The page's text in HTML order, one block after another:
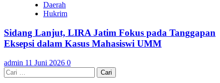
Daerah
Hukrim
Sidang Lanjut, LIRA Jatim Fokus pada Tanggapan
Eksepsi dalam Kasus Mahasiswi UMM
admin 11 Juni 2026 0
Cari
untuk: